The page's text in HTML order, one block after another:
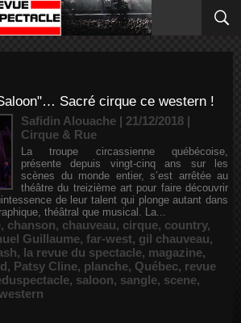
Sacré cirque ce western !
Safidin Alouache | 21/12/2018 |
Cirque & Rue
La troupe circassienne québécoise,
présente depuis vingt-cinq ans sur les
scènes du monde entier, s’est arrêtée au
théâtre du treizième art pour faire découvrir
de leur talent qui plonge autant dans
théâtral que musical. La...
, chanson, chauveau, cirque, country,
Guillaume, far-west, gil chauveau,
, la revue du spectacle, magazine,
, Patsy Cline, planche, Québec, revue
, saloon, sangle, scene,